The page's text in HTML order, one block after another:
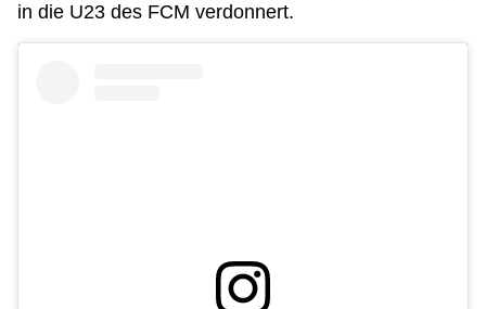
in die U23 des FCM verdonnert.